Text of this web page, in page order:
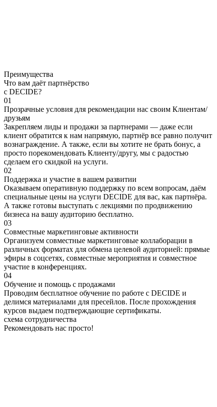
Преимущества
Что вам даёт партнёрство
с DECIDE?
01
Прозрачные условия для рекомендации нас своим Клиентам/
друзьям
Закрепляем лиды и продажи за партнерами — даже если
клиент обратится к нам напрямую, партнёр все равно получит
вознаграждение. А также, если вы хотите не брать бонус, а
просто порекомендовать Клиенту/другу, мы с радостью
сделаем его скидкой на услуги.
02
Поддержка и участие в вашем развитии
Оказываем оперативную поддержку по всем вопросам, даём
специальные цены на услуги DECIDE для вас, как партнёра.
А также готовы выступать с лекциями по продвижению
бизнеса на вашу аудиторию бесплатно.
03
Совместные маркетинговые активности
Организуем совместные маркетинговые коллаборации в
различных форматах для обмена целевой аудиторией: прямые
эфиры в соцсетях, совместные мероприятия и совместное
участие в конференциях.
04
Обучение и помощь с продажами
Проводим бесплатное обучение по работе с DECIDE и
делимся материалами для пресейлов. После прохождения
курсов выдаем подтверждающие сертификаты.
схема сотрудничества
Рекомендовать нас просто!